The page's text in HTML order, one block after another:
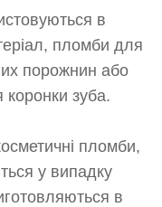
в
пломби для
порожнин або
зуба.
пломби,
у випадку
в